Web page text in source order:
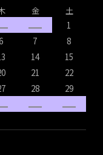
金
土
1
7
8
14
15
21
22
28
29